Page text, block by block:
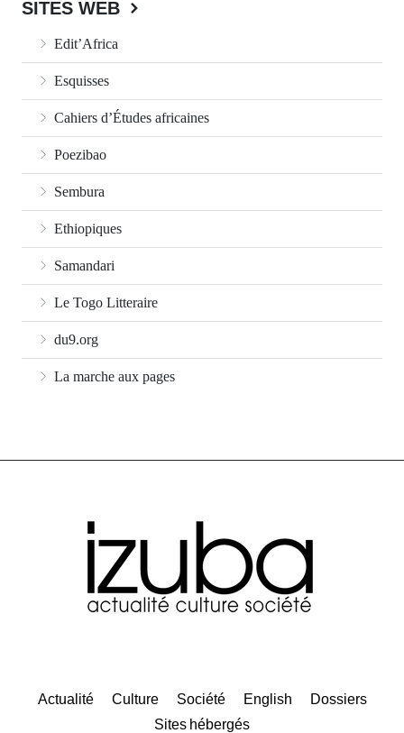
SITES WEB
Edit’Africa
Esquisses
Cahiers d’Études africaines
Poezibao
Sembura
Ethiopiques
Samandari
Le Togo Litteraire
du9.org
La marche aux pages
Actualité Culture Société English
Dossiers
Sites hébergés